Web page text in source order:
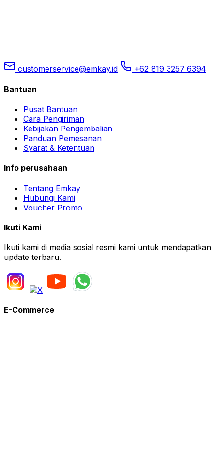
customerservice@emkay.id +62 819 3257 6394
Bantuan
Pusat Bantuan
Cara Pengiriman
Kebijakan Pengembalian
Panduan Pemesanan
Syarat & Ketentuan
Info perusahaan
Tentang Emkay
Hubungi Kami
Voucher Promo
Ikuti Kami
Ikuti kami di media sosial resmi kami untuk mendapatkan
update terbaru.
E-Commerce